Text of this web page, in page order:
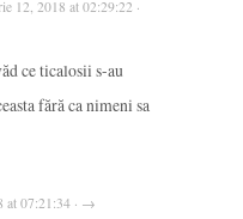
12, 2018 at 02:29:22 ·
ce ticalosii s-au
fără ca nimeni sa
at 07:21:34 · →